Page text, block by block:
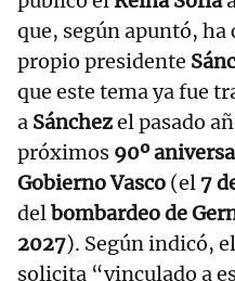
que, según apuntó,
propio presidente
que este tema ya fue
a Sánchezel pasado
próximos 90º
Gobierno Vasco (el 7
delbombardeo de
2027). Según indicó, el
solicita “vinculado a